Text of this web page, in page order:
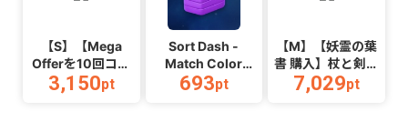
【S】【Mega
Offerを10回コン
プリートする】
Color
3,150pt
Sort Dash -
Match Color
Puzzle（チャレン
693pt
【M】【妖霊の葉
書 購入】杖と剣の
伝説
_Android_2608
7,029pt